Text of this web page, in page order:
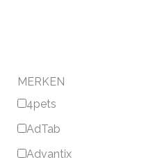
MERKEN
4pets
AdTab
Advantix